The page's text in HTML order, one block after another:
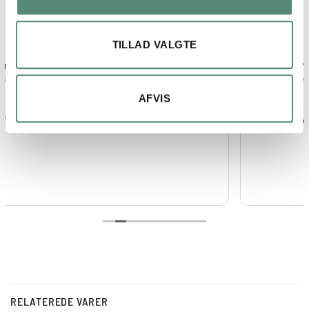
TILLAD VALGTE
AFVIS
Ann Blichfeldt
1 uge siden
God service, godt produkt og hurtig levering
RELATEREDE VARER